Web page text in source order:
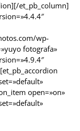
et_pb_column]
wp-
fotografa»
open=»on»